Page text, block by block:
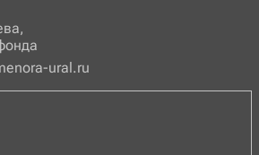
ural.ru